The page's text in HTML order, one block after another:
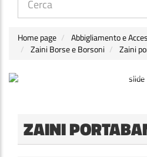
Home page
Abbigliamento e
Zaini Borse e Borsoni
Zaini
ZAINI